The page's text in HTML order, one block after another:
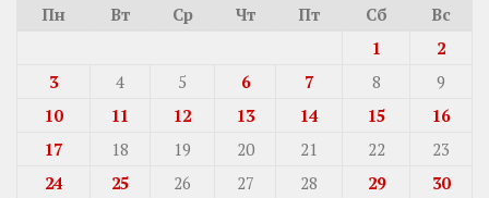
Пн
Вт Ср Чт Пт Сб
Вс
1
2
3
4 5 6 7 8
9
10
11 12 13 14 15
16
17
18 19 20 21 22
23
24
25 26 27 28 29
30